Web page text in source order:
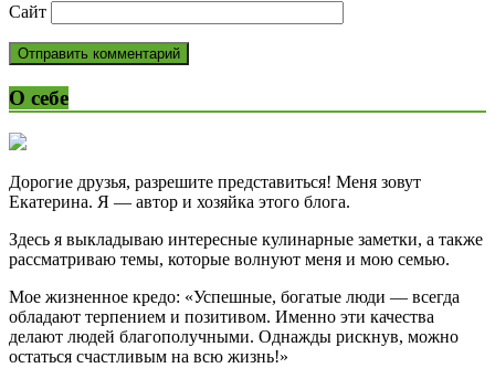
Сайт
О себе
Дорогие друзья, разрешите представиться! Меня зовут
Екатерина. Я — автор и хозяйка этого блога.
Здесь я выкладываю интересные кулинарные заметки, а также
рассматриваю темы, которые волнуют меня и мою семью.
Мое жизненное кредо: «Успешные, богатые люди — всегда
обладают терпением и позитивом. Именно эти качества
делают людей благополучными. Однажды рискнув, можно
остаться счастливым на всю жизнь!»